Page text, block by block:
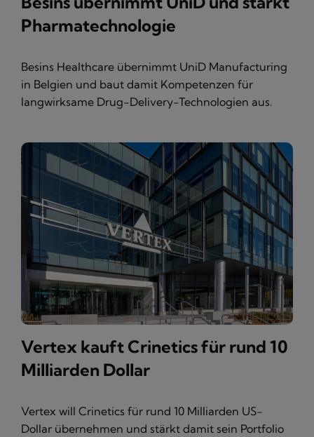
Pharmatechnologie
Besins Healthcare übernimmt UniD Manufacturing
in Belgien und baut damit Kompetenzen für
langwirksame Drug-Delivery-Technologien aus.
Vertex kauft Crinetics für rund 10
Milliarden Dollar
Vertex will Crinetics für rund 10 Milliarden US-
Dollar übernehmen und stärkt damit sein Portfolio